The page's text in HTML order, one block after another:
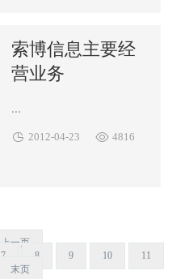
索博信息主要经
营业务
...
 2012-04-23  4816
上一页
7 8 9 10
11
末页